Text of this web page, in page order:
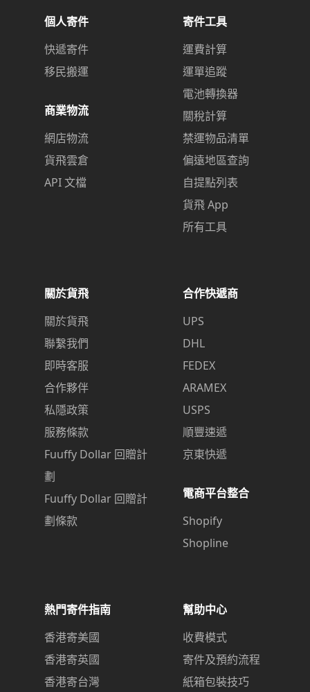
個人寄件
快遞寄件
移民搬運
商業物流
網店物流
貨飛雲倉
API 文檔
寄件工具
運費計算
運單追蹤
電池轉換器
關稅計算
禁運物品清單
偏遠地區查詢
自提點列表
貨飛 App
所有工具
關於貨飛
關於貨飛
聯繫我們
即時客服
合作夥伴
私隱政策
服務條款
Fuuffy Dollar 回贈計
劃
Fuuffy Dollar 回贈計
劃條款
合作快遞商
UPS
DHL
FEDEX
ARAMEX
USPS
順豐速遞
京東快遞
電商平台整合
Shopify
Shopline
熱門寄件指南
香港寄美國
香港寄英國
香港寄台灣
幫助中心
收費模式
寄件及預約流程
紙箱包裝技巧